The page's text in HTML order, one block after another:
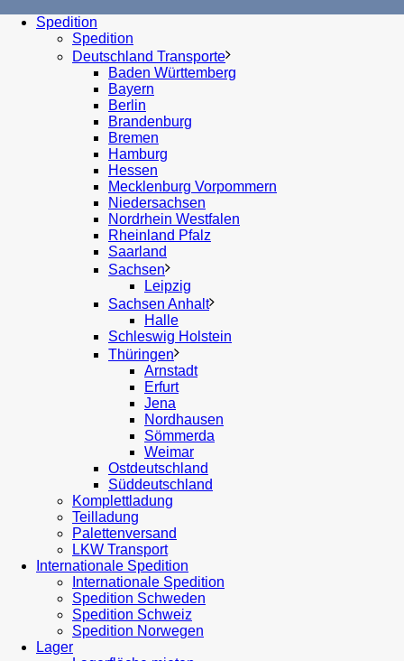
Spedition
Spedition
Deutschland Transporte
Baden Württemberg
Bayern
Berlin
Brandenburg
Bremen
Hamburg
Hessen
Mecklenburg Vorpommern
Niedersachsen
Nordrhein Westfalen
Rheinland Pfalz
Saarland
Sachsen
Leipzig
Sachsen Anhalt
Halle
Schleswig Holstein
Thüringen
Arnstadt
Erfurt
Jena
Nordhausen
Sömmerda
Weimar
Ostdeutschland
Süddeutschland
Komplettladung
Teilladung
Palettenversand
LKW Transport
Internationale Spedition
Internationale Spedition
Spedition Schweden
Spedition Schweiz
Spedition Norwegen
Lager